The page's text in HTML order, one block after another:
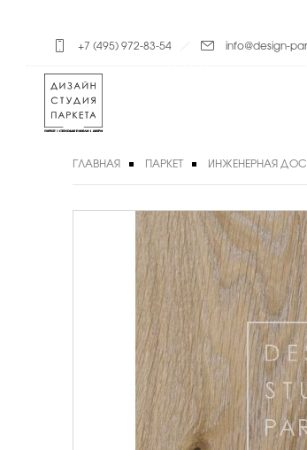
+7 (495) 972-83-54 info@design-
ГЛАВНАЯ ПАРКЕТ ИНЖЕНЕРНАЯ